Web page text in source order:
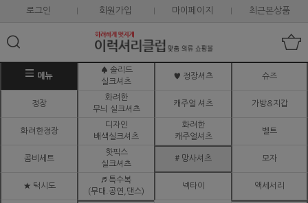
로그인 회원가입 마이페이지 최근본상품
메뉴
♠ 솔리드
실크셔츠
♥ 정장셔츠 슈즈
정장
화려한
무늬 실크셔츠
캐주얼 셔츠 가방&지갑
화려한정장
디자인
배색실크셔츠
화려한
캐주얼셔츠
벨트
콤비세트
핫픽스
실크셔츠
# 망사셔츠 모자
★ 턱시도
♬ 특수복
(무대.공연,댄스)
넥타이 액세서리